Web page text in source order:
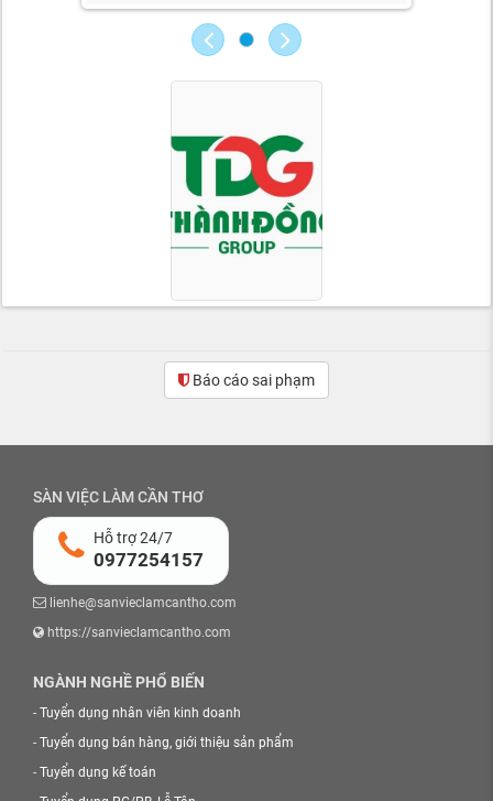
Báo cáo sai phạm
SÀN VIỆC LÀM CẦN THƠ
Hỗ trợ 24/7
0977254157
lienhe@sanvieclamcantho.com
https://sanvieclamcantho.com
NGÀNH NGHỀ PHỔ BIẾN
- Tuyển dụng nhân viên kinh doanh
- Tuyển dụng bán hàng, giới thiệu sản phẩm
- Tuyển dụng kế toán